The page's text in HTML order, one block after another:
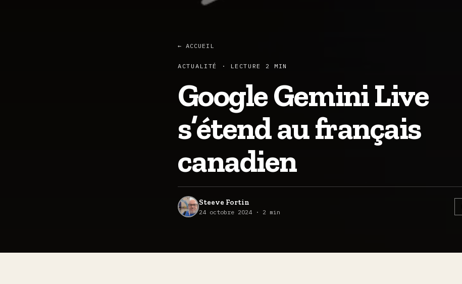
← ACCUEIL
ACTUALITÉ · LECTURE 2 MIN
Google Gemini Live
s’étend au français
canadien
Steeve Fortin
24 octobre 2024 · 2 min